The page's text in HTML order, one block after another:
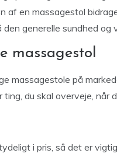
af en massagestol
generelle sundhed og
massagestol
massagestole på
ting, du skal overveje, når
i pris, så det er